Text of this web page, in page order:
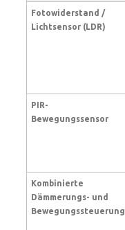
Fotowiderstand /
Lichtsensor (LDR)
PIR-
Bewegungssensor
Kombinierte
Dämmerungs- und
Bewegungssteuerung